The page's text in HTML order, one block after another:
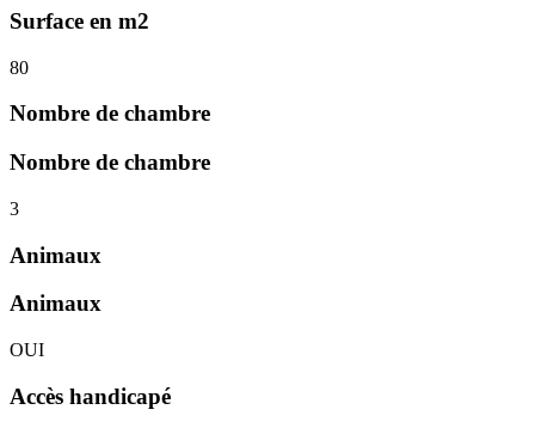
Surface en m2
80
Nombre de chambre
Nombre de chambre
3
Animaux
Animaux
OUI
Accès handicapé